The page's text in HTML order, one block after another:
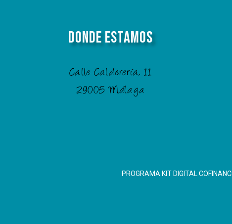
Donde Estamos
Calle Calderería, 11
29005 Málaga
PROGRAMA KIT DIGITAL